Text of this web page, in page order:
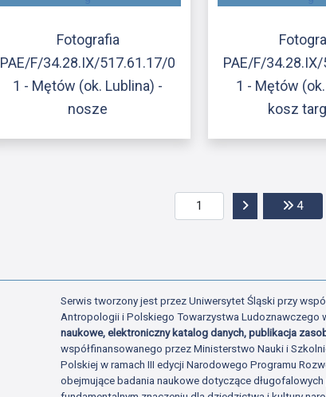
Fotografia
PAE/F/34.28.IX/517.61.17/0
1 - Mętów (ok. Lublina) -
nosze
PAE/F/
1 - Mętów
kosz
Przejdź do4
Serwis tworzony jest przez Uniwersytet Śląski przy
Antropologii i Polskiego Towarzystwa Ludoznawczego
naukowe, elektroniczny katalog danych, publikacja
współfinansowanego przez Ministerstwo Nauki i
Polskiej w ramach III edycji Narodowego Programu
obejmujące badania naukowe dotyczące